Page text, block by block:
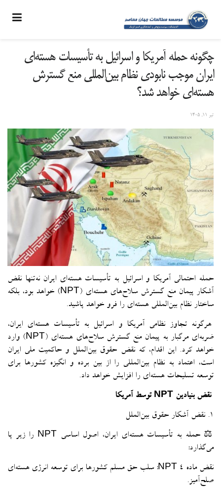
چگونه حمله آمریکا و اسرائیل به تأسیسات هسته‌ای
ایران موجب نابودی نظام بین‌المللی منع گسترش
هسته‌ای خواهد شد؟
تیر ۱۱, ۱۴۰۵
حمله احتمالی آمریکا و اسرائیل به تأسیسات هسته‌ای ایران نه‌تنها نقض
آشکار پیمان منع گسترش سلاح‌های هسته‌ای (NPT) خواهد بود، بلکه
ساختار نظام بین‌المللی هسته‌ای را فرو خواهد پاشید.
هرگونه تجاوز نظامی آمریکا و اسرائیل به تأسیسات هسته‌ای ایران،
ضربه‌ای مرگبار به پیمان منع گسترش سلاح‌های هسته‌ای (NPT) وارد
خواهد کرد. این اقدام، که نقض حقوق بین‌الملل و حاکمیت ملی ایران
است، اعتماد به نظام بین‌المللی را از بین برده و انگیزه کشورها برای
توسعه تسلیحات هسته‌ای را افزایش خواهد داد.
نقض بنیادین NPT توسط آمریکا
۱. نقض آشکار حقوق بین‌الملل
⚖️ حمله به تأسیسات هسته‌ای ایران، اصول اساسی NPT را زیر پا
می‌گذارد:
نقض ماده ۴ NPT: سلب حق مسلم کشورها برای توسعه انرژی هسته‌ای
صلح‌آمیز.